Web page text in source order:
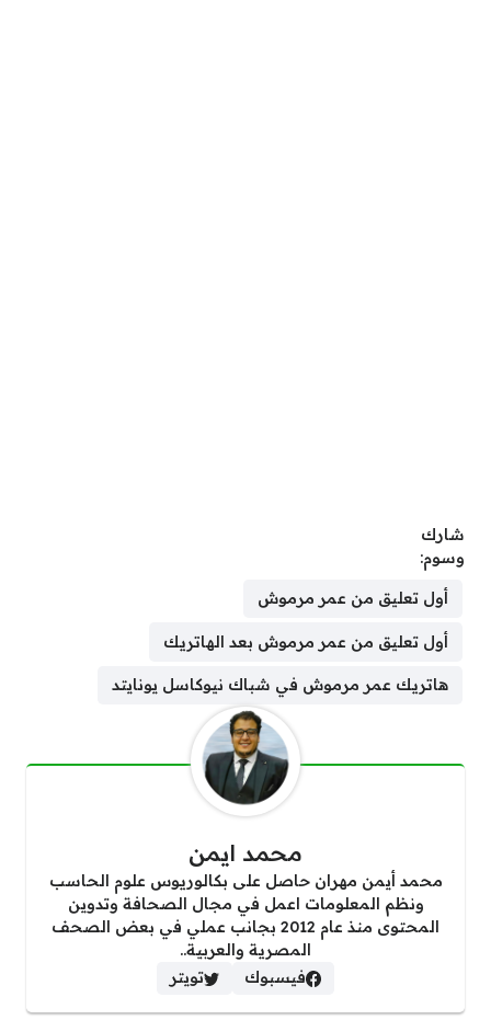
شارك
وسوم:
أول تعليق من عمر مرموش
أول تعليق من عمر مرموش بعد الهاتريك
هاتريك عمر مرموش في شباك نيوكاسل يونايتد
محمد ايمن
محمد أيمن مهران حاصل على بكالوريوس علوم الحاسب
ونظم المعلومات اعمل في مجال الصحافة وتدوين
المحتوى منذ عام 2012 بجانب عملي في بعض الصحف
المصرية والعربية..
فيسبوك
تويتر